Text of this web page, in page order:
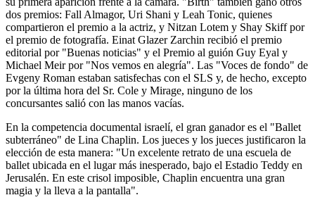
dos premios: Fall Almagor, Uri Shani y Leah Tonic, quienes
compartieron el premio a la actriz, y Nitzan Lotem y Shay Skiff por
el premio de fotografía. Einat Glazer Zarchin recibió el premio
editorial por "Buenas noticias" y el Premio al guión Guy Eyal y
Michael Meir por "Nos vemos en alegría". Las "Voces de fondo" de
Evgeny Roman estaban satisfechas con el SLS y, de hecho, excepto
por la última hora del Sr. Cole y Mirage, ninguno de los
concursantes salió con las manos vacías.
En la competencia documental israelí, el gran ganador es el "Ballet
subterráneo" de Lina Chaplin. Los jueces y los jueces justificaron la
elección de esta manera: "Un excelente retrato de una escuela de
ballet ubicada en el lugar más inesperado, bajo el Estadio Teddy en
Jerusalén. En este crisol imposible, Chaplin encuentra una gran
magia y la lleva a la pantalla".